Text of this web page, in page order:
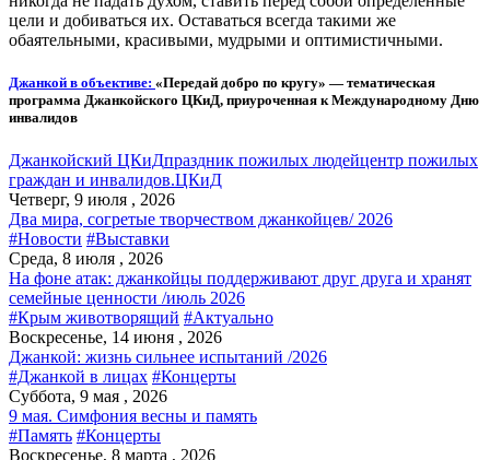
цели и добиваться их. Оставаться всегда такими же
обаятельными, красивыми, мудрыми и оптимистичными.
Джанкой в объективе: «Передай добро по кругу» — тематическая
программа Джанкойского ЦКиД, приуроченная к Международному Дню
инвалидов
Джанкойский ЦКиДпраздник пожилых людейцентр пожилых
граждан и инвалидов.ЦКиД
Четверг, 9 июля , 2026
Два мира, согретые творчеством джанкойцев/ 2026
#Новости #Выставки
Среда, 8 июля , 2026
На фоне атак: джанкойцы поддерживают друг друга и хранят
семейные ценности /июль 2026
#Крым животворящий #Актуально
Воскресенье, 14 июня , 2026
Джанкой: жизнь сильнее испытаний /2026
#Джанкой в лицах #Концерты
Суббота, 9 мая , 2026
9 мая. Симфония весны и память
#Память #Концерты
Воскресенье, 8 марта , 2026